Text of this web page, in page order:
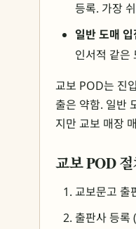
등록. 가장
일반 도매 입
인서적 같은
교보 POD는 진
출은 약함. 일반
지만 교보 매장
교보 POD
교보문고 출
출판사 등록